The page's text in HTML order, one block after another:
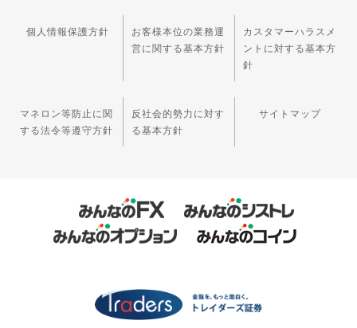
個人情報保護方針
お客様本位の業務運
営に関する基本方針
カスタマーハラスメ
ントに対する基本方
針
マネロン等防止に関
する法令等遵守方針
反社会的勢力に対す
る基本方針
サイトマップ